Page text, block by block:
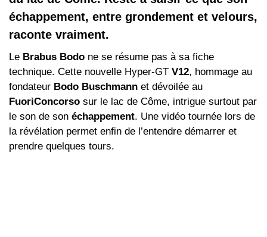
échappement, entre grondement et velours,
raconte vraiment.
Le Brabus Bodo ne se résume pas à sa fiche
technique. Cette nouvelle Hyper‑GT V12, hommage au
fondateur Bodo Buschmann et dévoilée au
FuoriConcorso sur le lac de Côme, intrigue surtout par
le son de son échappement. Une vidéo tournée lors de
la révélation permet enfin de l’entendre démarrer et
prendre quelques tours.